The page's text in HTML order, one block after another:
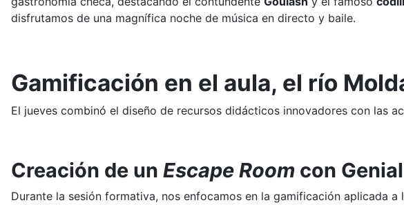
disfrutamos de una magnífica noche de música en directo y baile.
Gamificación en el aula, el río
El jueves combinó el diseño de recursos didácticos innovadores con las
Creación de un Escape Room con
Durante la sesión formativa, nos enfocamos en la gamificación aplicada